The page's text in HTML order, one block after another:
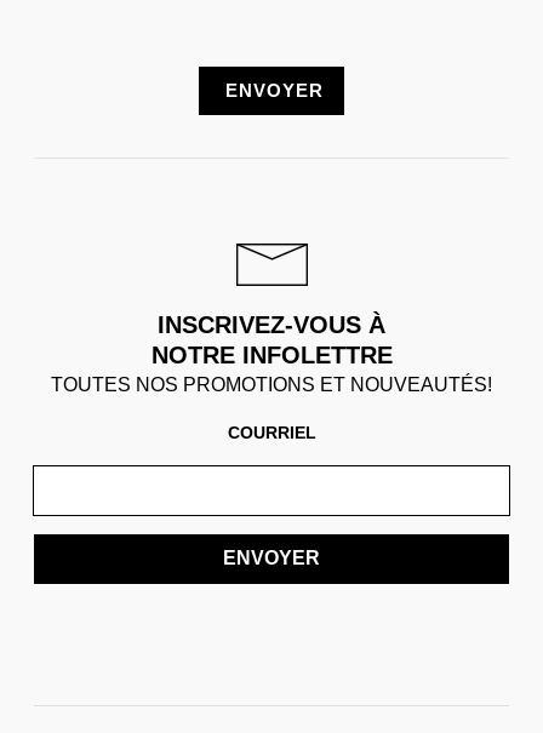
INSCRIVEZ-VOUS À
NOTRE INFOLETTRE
TOUTES NOS PROMOTIONS ET NOUVEAUTÉS!
COURRIEL
ENVOYER